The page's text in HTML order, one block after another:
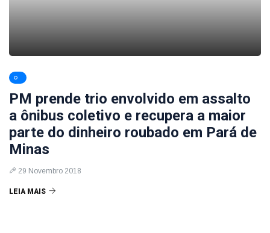
PM prende trio envolvido em assalto
a ônibus coletivo e recupera a maior
parte do dinheiro roubado em Pará de
Minas
29 Novembro 2018
LEIA MAIS